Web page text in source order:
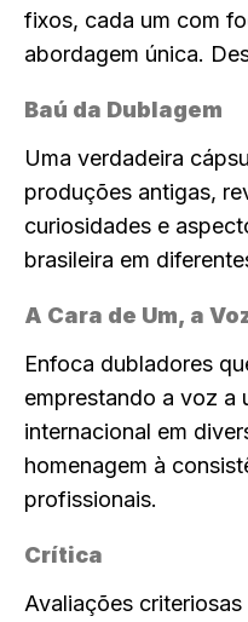
fixos, cada um com
abordagem única.
Baú da Dublagem
Uma verdadeira
produções antigas,
curiosidades e
brasileira em
A Cara de Um, a
Enfoca dubladores
emprestando a voz a
internacional em
homenagem à
profissionais.
Crítica
Avaliações